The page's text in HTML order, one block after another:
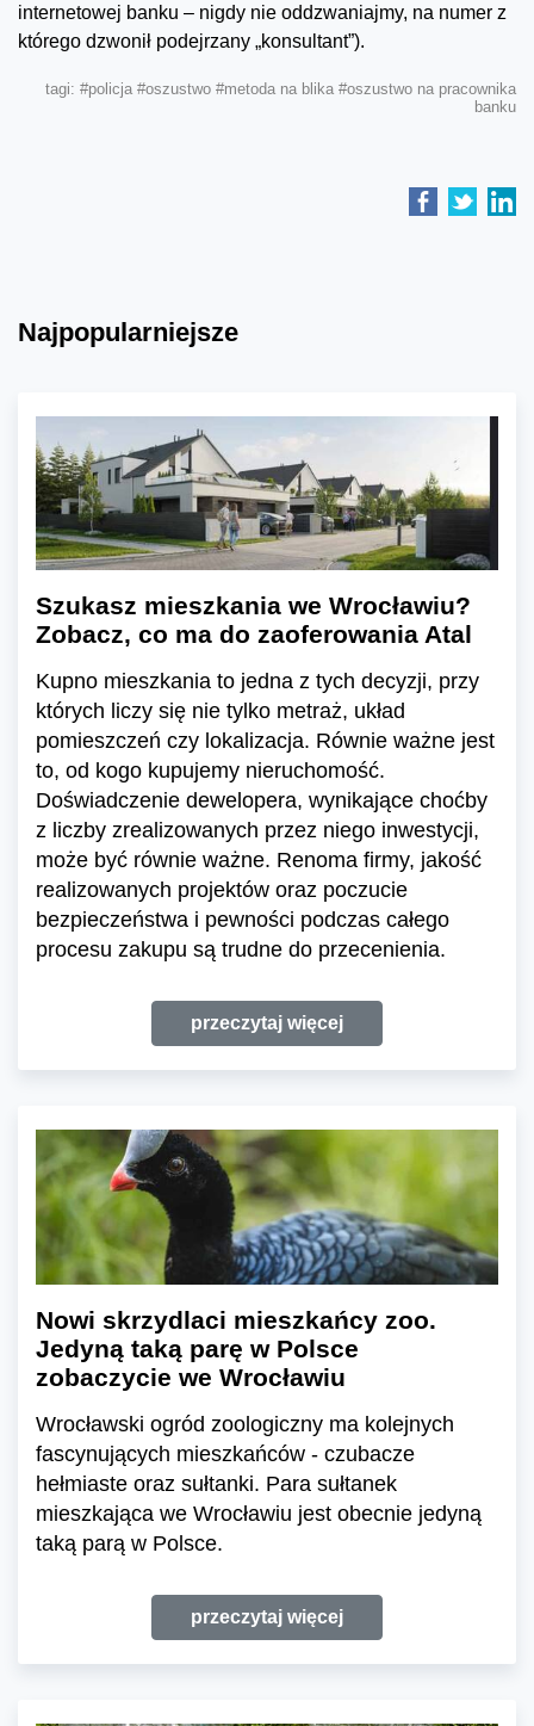
internetowej banku – nigdy nie oddzwaniajmy, na numer z
którego dzwonił podejrzany „konsultant”).
tagi: #policja #oszustwo #metoda na blika #oszustwo na pracownika
banku
Najpopularniejsze
Szukasz mieszkania we Wrocławiu?
Zobacz, co ma do zaoferowania Atal
Kupno mieszkania to jedna z tych decyzji, przy
których liczy się nie tylko metraż, układ
pomieszczeń czy lokalizacja. Równie ważne jest
to, od kogo kupujemy nieruchomość.
Doświadczenie dewelopera, wynikające choćby
z liczby zrealizowanych przez niego inwestycji,
może być równie ważne. Renoma firmy, jakość
realizowanych projektów oraz poczucie
bezpieczeństwa i pewności podczas całego
procesu zakupu są trudne do przecenienia.
przeczytaj więcej
Nowi skrzydlaci mieszkańcy zoo.
Jedyną taką parę w Polsce
zobaczycie we Wrocławiu
Wrocławski ogród zoologiczny ma kolejnych
fascynujących mieszkańców - czubacze
hełmiaste oraz sułtanki. Para sułtanek
mieszkająca we Wrocławiu jest obecnie jedyną
taką parą w Polsce.
przeczytaj więcej